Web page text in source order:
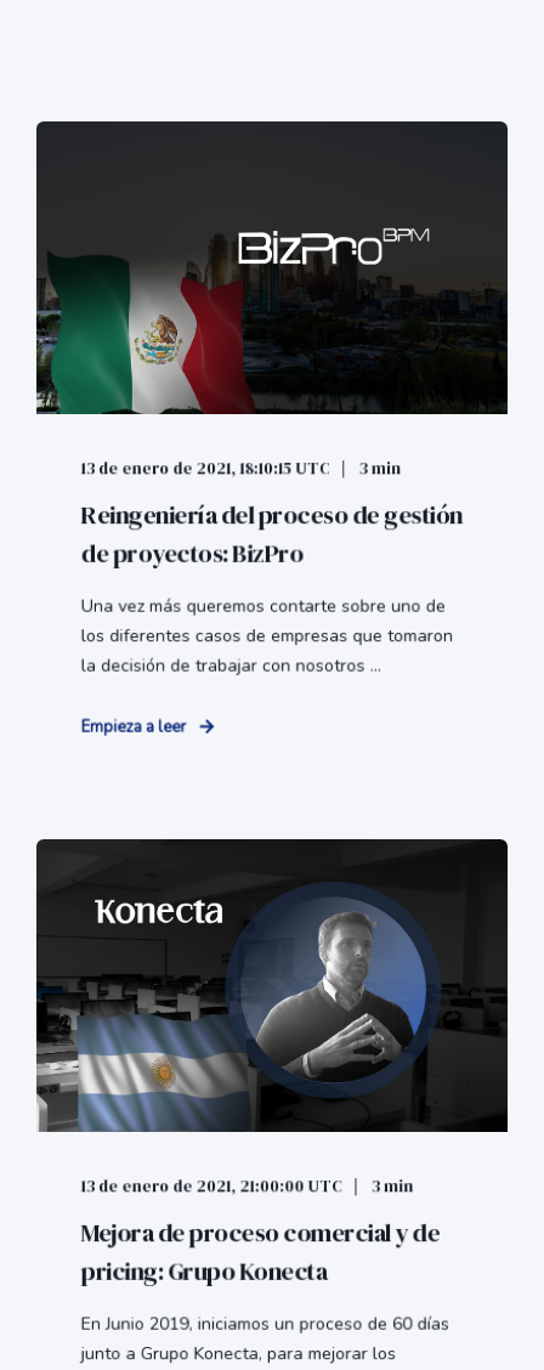
13 de enero de 2021, 18:10:15 UTC 3 min
Reingeniería del proceso de gestión
de proyectos: BizPro
Una vez más queremos contarte sobre uno de
los diferentes casos de empresas que tomaron
la decisión de trabajar con nosotros ...
Empieza a leer
13 de enero de 2021, 21:00:00 UTC 3 min
Mejora de proceso comercial y de
pricing: Grupo Konecta
En Junio 2019, iniciamos un proceso de 60 días
junto a Grupo Konecta, para mejorar los